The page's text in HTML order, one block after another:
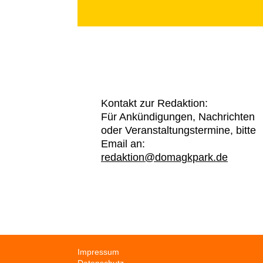
Kontakt zur Redaktion:
Für Ankündigungen, Nachrichten
oder Veranstaltungstermine, bitte
Email an:
redaktion@domagkpark.de
Navigation
Impressum